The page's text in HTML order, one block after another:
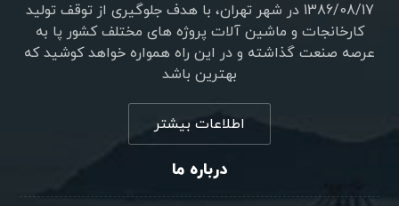
1386/08/17 در شهر تهران، با هدف جلوگیری از توقف تولید
کارخانجات و ماشین آلات پروژه های مختلف کشور پا به
عرصه صنعت گذاشته و در این راه همواره خواهد کوشید که
بهترین باشد
اطلاعات بیشتر
درباره ما